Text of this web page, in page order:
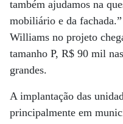
também ajudamos na
mobiliário e da
Williams no projeto
tamanho P, R$ 90 mil
grandes.
A implantação das
principalmente em